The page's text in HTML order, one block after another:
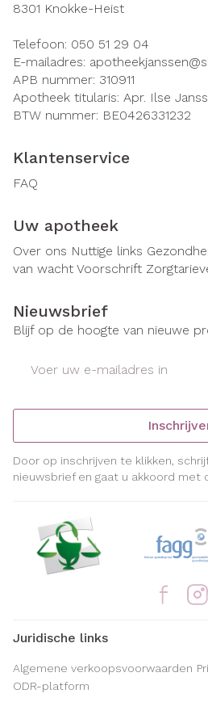
8301 Knokke-Heist
Telefoon: 050 51 29 04
E-mailadres: apotheekjanssen@
APB nummer: 310911
Apotheek titularis: Apr. Ilse
BTW nummer: BE0426331232
Klantenservice
FAQ
Uw apotheek
Over ons Nuttige links
van wacht Voorschrift
Nieuwsbrief
Blijf op de hoogte van nieuwe
Door op inschrijven te klikken,
nieuwsbrief en gaat u akkoord met
Juridische links
Algemene verkoopsvoorwaarden
ODR-platform